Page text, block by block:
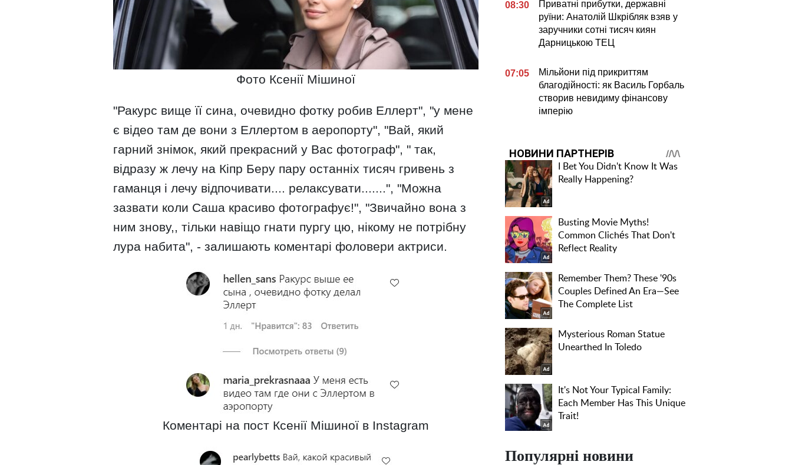
Фото Ксенії Мішиної
"Ракурс вище її сина, очевидно фотку робив Еллерт", "у мене
є відео там де вони з Еллертом в аеропорту", "Вай, який
гарний знімок, який прекрасний у Вас фотограф", " так,
відразу ж лечу на Кіпр Беру пару останніх тисяч гривень з
гаманця і лечу відпочивати.... релаксувати.......", "Можна
зазвати коли Саша красиво фотографує!", "Звичайно вона з
ним знову,, тільки навіщо гнати пургу цю, нікому не потрібну
лура набита", - залишають коментарі фоловери актриси.
Коментарі на пост Ксенії Мішиної в Instagram
08:30
Приватні прибутки, державні
руїни: Анатолій Шкрібляк взяв у
заручники сотні тисяч киян
Дарницькою ТЕЦ
07:05
Мільйони під прикриттям
благодійності: як Василь Горбаль
створив невидиму фінансову
імперію
Популярні новини